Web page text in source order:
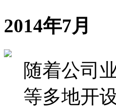
2014年7月
随着公司
等多地开